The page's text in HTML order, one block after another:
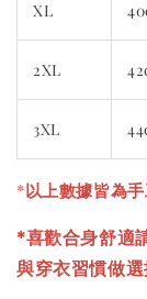
XL
2XL
3XL
*以上數據皆為
*喜歡合身舒適
與穿衣習慣做